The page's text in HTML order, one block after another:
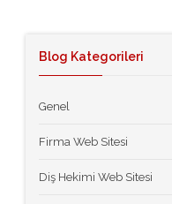
Blog Kategorileri
Genel
Firma Web Sitesi
Diş Hekimi Web Sitesi